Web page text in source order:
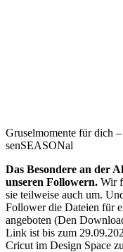
Gruselmomente für dich
senSEASONal
Das Besondere an der
unseren Followern. Wir
sie teilweise auch um.
Follower die Dateien für
angeboten (Den
Link ist bis zum
Cricut im Design Space